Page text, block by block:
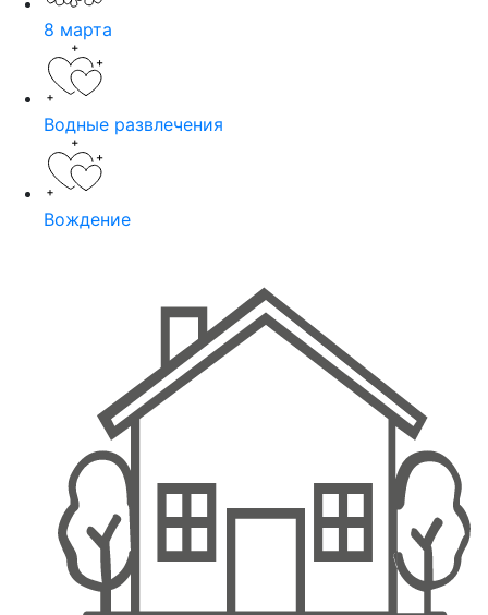
8 марта
Водные развлечения
Вождение